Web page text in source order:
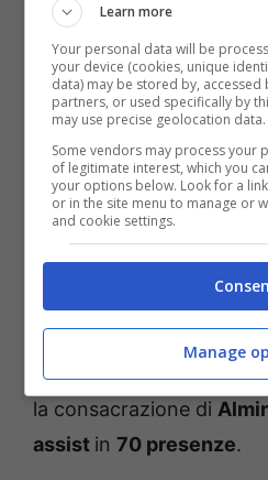
ConEnciso
della competizione,
candida fortemente per
copertina del Paraguay.
Il giocatore ha
giovanili più prestigiose
delCerro Porteño. Nel
Lanús
quando è arrivata la
all’Atlanta United. E
la consacrazione di
assist in 70 presenze.
Learn more
Your personal data will be
your device (cookies, unique
data) may be stored by,
partners, or used specifically by
may use precise geolocation data.
Some vendors may process your
of legitimate interest, which you
your options below. Look for a
or in the site menu to manage or
and cookie settings.
Manage